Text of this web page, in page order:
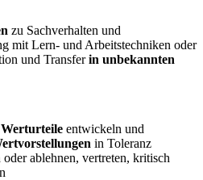
zu Sachverhalten und
mit Lern- und Arbeitstechniken oder
und Transferin unbekannten
entwickeln und
in Toleranz
oder ablehnen, vertreten, kritisch